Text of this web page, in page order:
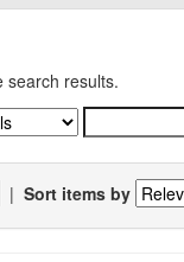
search results.
| Sort items by